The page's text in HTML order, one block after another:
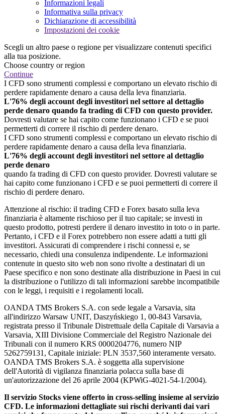
Informazioni legali
Informativa sulla privacy
Dichiarazione di accessibilità
Impostazioni dei cookie
Scegli un altro paese o regione per visualizzare contenuti specifici
alla tua posizione.
Choose country or region
Continue
I CFD sono strumenti complessi e comportano un elevato rischio di
perdere rapidamente denaro a causa della leva finanziaria.
L'76% degli account degli investitori nel settore al dettaglio
perde denaro quando fa trading di CFD con questo provider.
Dovresti valutare se hai capito come funzionano i CFD e se puoi
permetterti di correre il rischio di perdere denaro.
I CFD sono strumenti complessi e comportano un elevato rischio di
perdere rapidamente denaro a causa della leva finanziaria.
L'76% degli account degli investitori nel settore al dettaglio
perde denaro
quando fa trading di CFD con questo provider. Dovresti valutare se
hai capito come funzionano i CFD e se puoi permetterti di correre il
rischio di perdere denaro.
Attenzione al rischio: il trading CFD e Forex basato sulla leva
finanziaria è altamente rischioso per il tuo capitale; se investi in
questo prodotto, potresti perdere il denaro investito in toto o in parte.
Pertanto, i CFD e il Forex potrebbero non essere adatti a tutti gli
investitori. Assicurati di comprendere i rischi connessi e, se
necessario, chiedi una consulenza indipendente. Le informazioni
contenute in questo sito web non sono rivolte a destinatari di un
Paese specifico e non sono destinate alla distribuzione in Paesi in cui
la distribuzione o l'utilizzo di tali informazioni sarebbe incompatibile
con le leggi, i requisiti e i regolamenti locali.
OANDA TMS Brokers S.A. con sede legale a Varsavia, sita
all'indirizzo Warsaw UNIT, Daszyńskiego 1, 00-843 Varsavia,
registrata presso il Tribunale Distrettuale della Capitale di Varsavia a
Varsavia, XIII Divisione Commerciale del Registro Nazionale dei
Tribunali con il numero KRS 0000204776, numero NIP
5262759131, Capitale iniziale: PLN 3537,560 interamente versato.
OANDA TMS Brokers S.A. è soggetta alla supervisione
dell'Autorità di vigilanza finanziaria polacca sulla base di
un'autorizzazione del 26 aprile 2004 (KPWiG-4021-54-1/2004).
Il servizio Stocks viene offerto in cross-selling insieme al servizio
CFD. Le informazioni dettagliate sui rischi derivanti dai vari